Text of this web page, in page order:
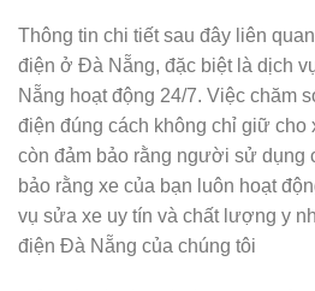
Thông tin chi tiết sau đây liên
điện ở Đà Nẵng, đặc biệt là dịch
Nẵng hoạt động 24/7. Việc chăm
điện đúng cách không chỉ giữ cho
còn đảm bảo rằng người sử dụng
bảo rằng xe của bạn luôn hoạt
vụ sửa xe uy tín và chất lượng y
điện Đà Nẵng của chúng tôi